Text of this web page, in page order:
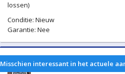
lossen)
Conditie: Nieuw
Garantie: Nee
Misschien interessant in het actuele